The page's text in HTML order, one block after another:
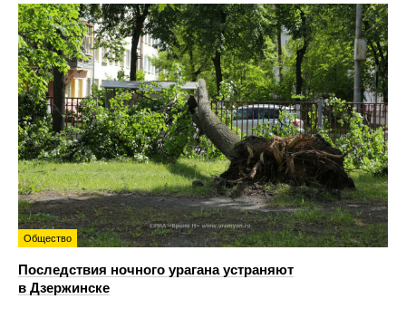
Общество
Последствия ночного урагана устраняют
в Дзержинске